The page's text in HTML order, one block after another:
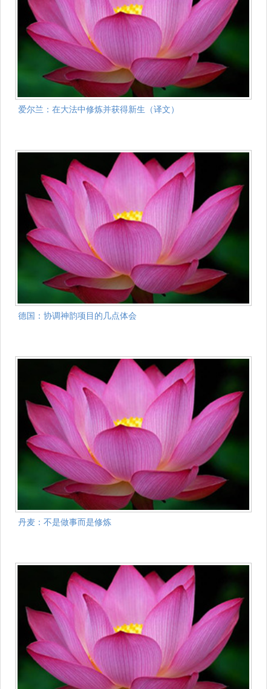
爱尔兰：在大法中修炼并获得新生（译文）
德国：协调神韵项目的几点体会
丹麦：不是做事而是修炼